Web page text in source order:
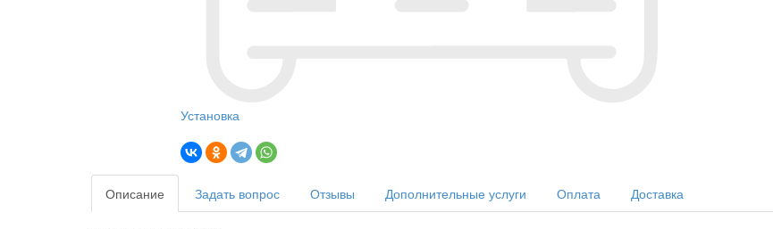
Установка
Описание Задать вопрос Отзывы Дополнительные услуги Оплата Доставка